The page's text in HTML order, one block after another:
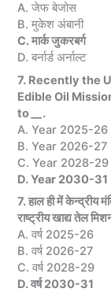
A. जेफ बेजोस
B. मुकेश अंबानी
C. मार्क जुकरबर्ग
D. बर्नार्ड अर्नाल्ट
7. Recently the
Edible Oil
to
.
A. Year 2025-26
B. Year 2026-27
C. Year 2028-29
D. Year 2030-31
7. हाल ही में केन्द्रीय
राष्ट्रीय खाद्य तेल
A. वर्ष 2025-26
B. वर्ष 2026-27
C. वर्ष 2028-29
D. वर्ष 2030-31